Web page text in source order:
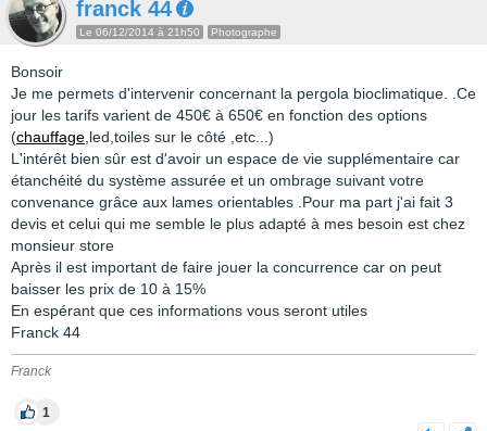
franck 44
Le 06/12/2014 à 21h50 Photographe
Bonsoir
Je me permets d'intervenir concernant la pergola bioclimatique. .Ce
jour les tarifs varient de 450€ à 650€ en fonction des options
(chauffage ,led,toiles sur le côté ,etc...)
L'intérêt bien sûr est d'avoir un espace de vie supplémentaire car
étanchéité du système assurée et un ombrage suivant votre
convenance grâce aux lames orientables .Pour ma part j'ai fait 3
devis et celui qui me semble le plus adapté à mes besoin est chez
monsieur store
Après il est important de faire jouer la concurrence car on peut
baisser les prix de 10 à 15%
En espérant que ces informations vous seront utiles
Franck 44
Franck
1